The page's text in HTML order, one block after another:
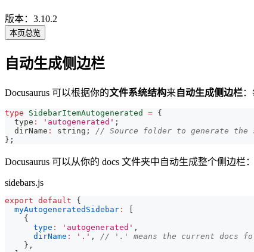
版本：3.10.2
本页总览
自动生成侧边栏
Docusaurus 可以根据你的文件系统结构来自动生成侧边栏
type SidebarItemAutogenerated = {
  type
: 'autogenerated' ;
  dirName
: string ;
// Source folder to generate
} ;
Docusaurus 可以从你的 docs 文件夹中自动生成整个侧边栏：
sidebars.js
export default
{
myAutogeneratedSidebar :
{
type : 'autogenerated' ,
dirName : '.' ,
// '.' means the current docs
} ,